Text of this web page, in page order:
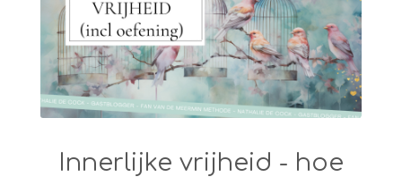
Innerlijke vrijheid - hoe